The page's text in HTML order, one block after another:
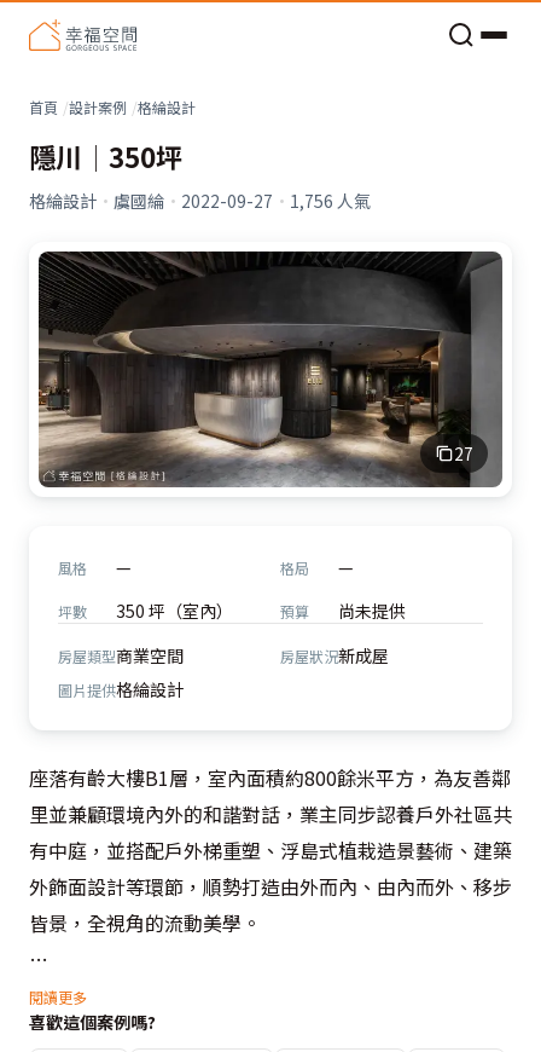
首頁 設計案例 格綸設計
隱川│350坪
格綸設計 · 虞國綸 · 2022-09-27 · 1,756 人氣
27
風格 — 格局 —
坪數 350 坪（室內） 預算 尚未提供
房屋類型商業空間 房屋狀況新成屋
圖片提供格綸設計
座落有齡大樓B1層，室內面積約800餘米平方，為友善鄰
里並兼顧環境內外的和諧對話，業主同步認養戶外社區共
有中庭，並搭配戶外梯重塑、浮島式植栽造景藝術、建築
外飾面設計等環節，順勢打造由外而內、由內而外、移步
皆景，全視角的流動美學。
敘事設計美學 NO3：
來自法國的建築師雙人組Anne Lacaton和Jean Philippe
閱讀更多
喜歡這個案例嗎?